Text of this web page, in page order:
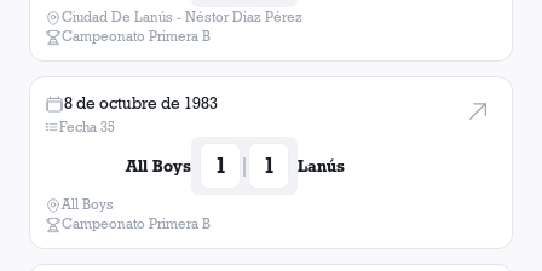
Ciudad De Lanús - Néstor Diaz Pérez
Campeonato Primera B
8 de octubre de 1983
Fecha 35
All Boys 1 | 1 Lanús
All Boys
Campeonato Primera B